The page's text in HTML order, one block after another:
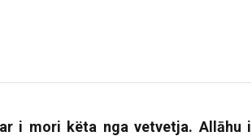
i mori këta nga vetvetja. Allāhu i